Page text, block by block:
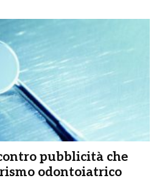
pubblicità che
odontoiatrico